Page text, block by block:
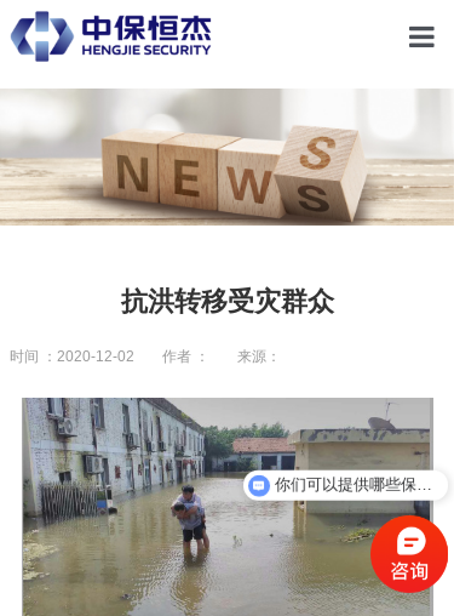
关
新
抗洪转移受灾群众
时间 ：2020-12-02 作者 ： 来源：
你们是怎么合作的？